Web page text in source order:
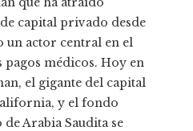
capital privado desde
un actor central en el
médicos. Hoy en
el gigante del capital
y el fondo
Arabia Saudita se